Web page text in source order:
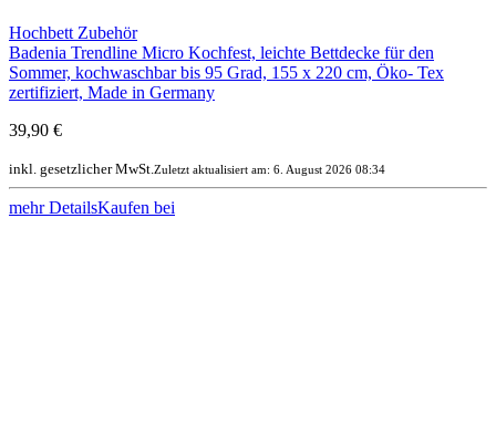
Hochbett Zubehör
Badenia Trendline Micro Kochfest, leichte Bettdecke für den
Sommer, kochwaschbar bis 95 Grad, 155 x 220 cm, Öko- Tex
zertifiziert, Made in Germany
39,90 €
inkl. gesetzlicher MwSt. Zuletzt aktualisiert am: 6. August 2026 08:34
mehr DetailsKaufen bei